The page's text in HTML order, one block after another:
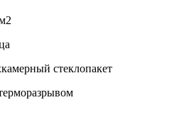
стеклопакет